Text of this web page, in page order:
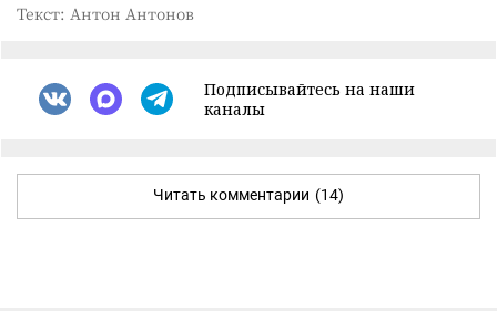
Текст: Антон Антонов
Подписывайтесь на наши
каналы
Читать комментарии (14)